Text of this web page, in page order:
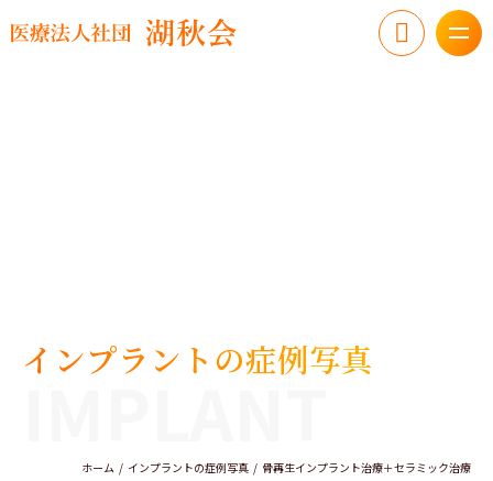
インプラントの症例写真
ホーム インプラントの症例写真 骨再生インプラント治療＋セラミック治療